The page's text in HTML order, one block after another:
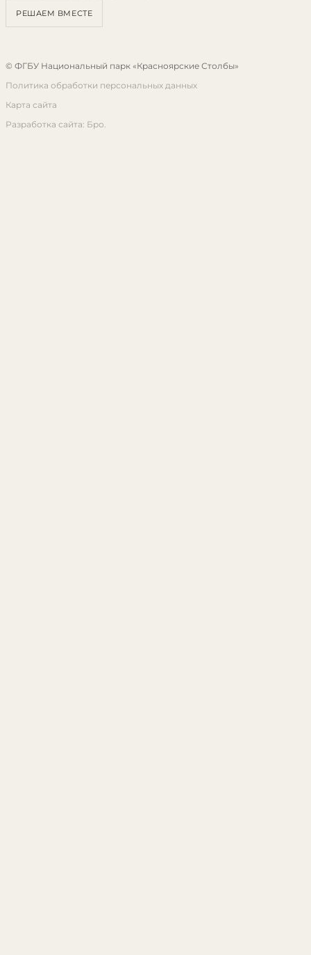
РЕШАЕМ ВМЕСТЕ
© ФГБУ Национальный парк «Красноярские Столбы»
Политика обработки персональных данных
Карта сайта
Разработка сайта: Бро.